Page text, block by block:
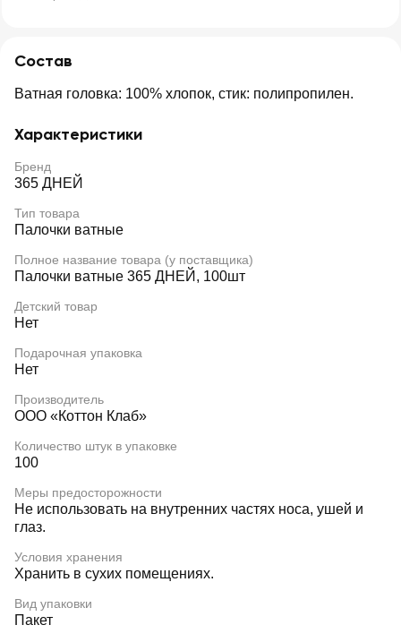
Состав
Ватная головка: 100% хлопок, стик: полипропилен.
Характеристики
Бренд
365 ДНЕЙ
Тип товара
Палочки ватные
Полное название товара (у поставщика)
Палочки ватные 365 ДНЕЙ, 100шт
Детский товар
Нет
Подарочная упаковка
Нет
Производитель
ООО «Коттон Клаб»
Количество штук в упаковке
100
Меры предосторожности
Не использовать на внутренних частях носа, ушей и
глаз.
Условия хранения
Хранить в сухих помещениях.
Вид упаковки
Пакет